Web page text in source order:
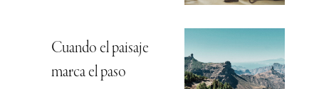
Cuando el paisaje
marca el paso